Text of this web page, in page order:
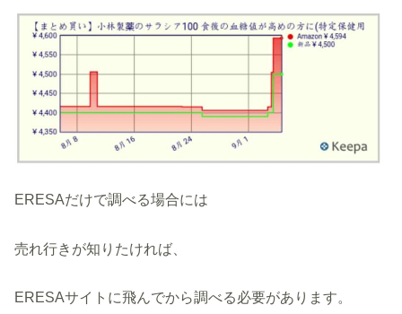
ERESAだけで調べる場合には
売れ行きが知りたければ、
ERESAサイトに飛んでから調べる必要があります。